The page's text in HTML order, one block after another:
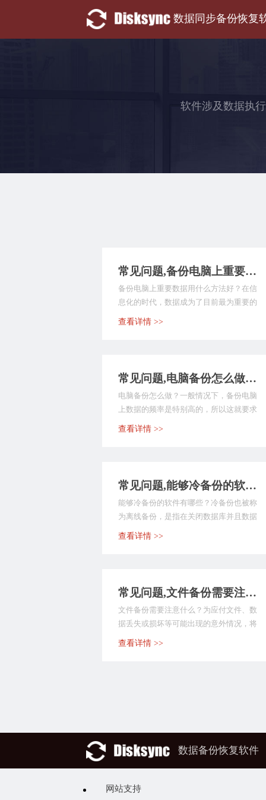
数据同步备份恢复
软件涉及数据执
常见问题,备份电脑上重要数据用什么方法好？看到就是学到
备份电脑上重要数据用什么方法好？在信
息化的时代，数据成为了目前最为重要的
东西。因为一旦因为...
查看详情 >>
常见问题,电脑备份怎么做？看完你就明白了
电脑备份怎么做？一般情况下，备份电脑
上数据的频率是特别高的，所以这就要求
我们能够找到一个适...
查看详情 >>
常见问题,能够冷备份的软件有哪些？建议独自收藏
能够冷备份的软件有哪些？冷备份也被称
为离线备份，是指在关闭数据库并且数据
库不能更新的状况下...
查看详情 >>
常见问题,文件备份需要注意什么？较为简单的方法是什么
文件备份需要注意什么？为应付文件、数
据丢失或损坏等可能出现的意外情况，将
电子计算机存储设备...
查看详情 >>
数据备份恢复软件
网站支持